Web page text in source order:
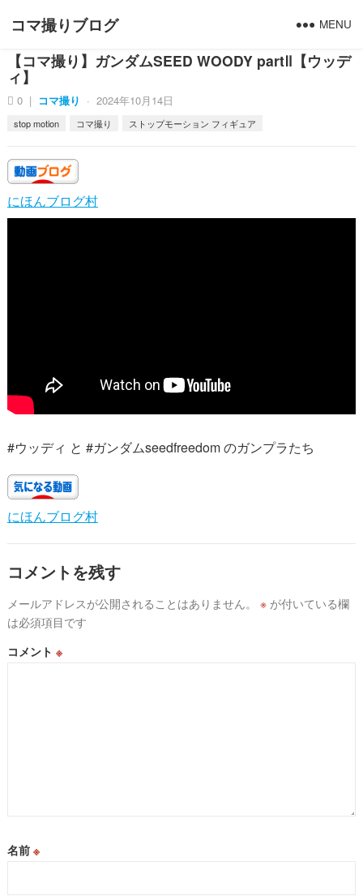
コマ撮りブログ MENU
【コマ撮り】ガンダムSEED WOODY partⅡ【ウッデ
ィ】
0 | コマ撮り · 2024年10月14日
stop motion コマ撮り ストップモーション フィギュア
にほんブログ村
#ウッディ と #ガンダムseedfreedom のガンプラたち
にほんブログ村
コメントを残す
メールアドレスが公開されることはありません。 ※が付いている欄
は必須項目です
コメント ※
名前 ※